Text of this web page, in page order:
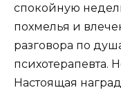
спокойную
похмелья и
разговора по
психотерапевта.
Настоящая